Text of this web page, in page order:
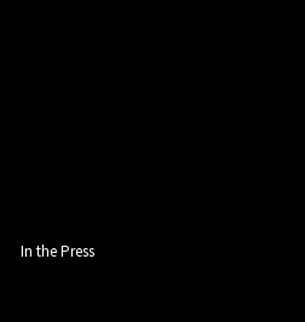
In the Press